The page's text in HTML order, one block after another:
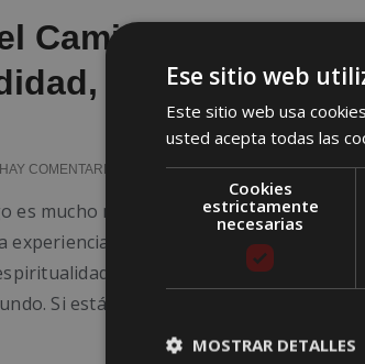
Camino de Santiago
seguridad y
COMENTARIOS
es mucho más que una ruta de
experiencia transformadora que combina
y deporte, atrayendo a miles
Si estás planeando emprender este
Ese sitio web
Este sitio web usa
usted acepta todas las
Cookies
estrictamente
necesarias
MOSTRAR DETALLES